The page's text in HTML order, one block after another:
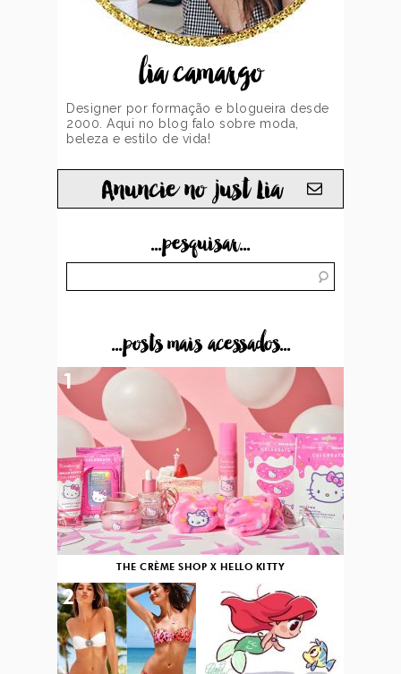
lia camargo
Designer por formação e blogueira desde
2000. Aqui no blog falo sobre moda,
beleza e estilo de vida!
Anuncie no just Lia
...pesquisar...
...posts mais acessados...
THE CRÈME SHOP X HELLO KITTY
1
2 3